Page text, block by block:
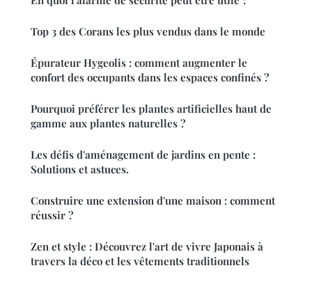
Top 3 des Corans les plus vendus dans le monde
Épurateur Hygeolis : comment augmenter le
confort des occupants dans les espaces confinés ?
Pourquoi préférer les plantes artificielles haut de
gamme aux plantes naturelles ?
Les défis d'aménagement de jardins en pente :
Solutions et astuces.
Construire une extension d'une maison : comment
réussir ?
Zen et style : Découvrez l'art de vivre Japonais à
travers la déco et les vêtements traditionnels